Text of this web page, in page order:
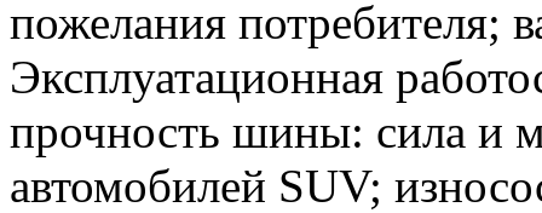
пожелания потребителя;
Эксплуатационная
прочность шины: сила и
автомобилей SUV;